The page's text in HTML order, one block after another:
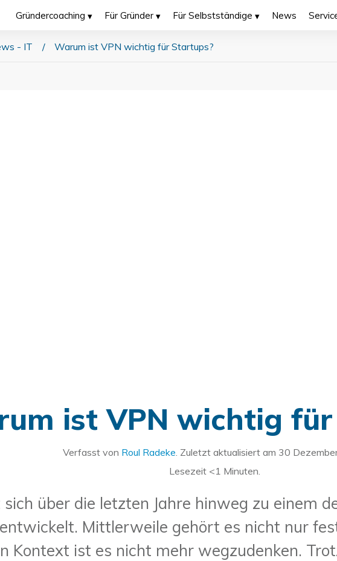
Gründercoaching Für Gründer Für Selbstständige News
- IT / Warum ist VPN wichtig für Startups?
ist VPN wichtig
Verfasst von Roul Radeke. Zuletzt aktualisiert am 30
Lesezeit <1 Minuten.
über die letzten Jahre hinweg zu einem
Mittlerweile gehört es nicht nur
Kontext ist es nicht mehr wegzudenken.